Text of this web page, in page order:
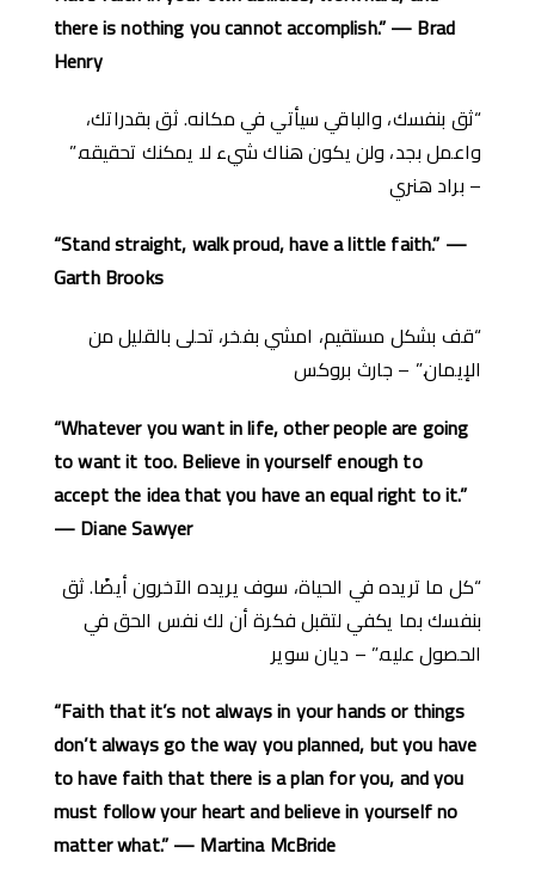
there is nothing you cannot accomplish.” — Brad
Henry
“ثق بنفسك، والباقي سيأتي في مكانه. ثق بقدراتك،
واعمل بجد، ولن يكون هناك شيء لا يمكنك تحقيقه.”
– براد هنري
“Stand straight, walk proud, have a little faith.” —
Garth Brooks
“قف بشكل مستقيم، امشي بفخر، تحلى بالقليل من
الإيمان.” – جارث بروكس
“Whatever you want in life, other people are going
to want it too. Believe in yourself enough to
accept the idea that you have an equal right to it.”
— Diane Sawyer
“كل ما تريده في الحياة، سوف يريده الآخرون أيضًا. ثق
بنفسك بما يكفي لتقبل فكرة أن لك نفس الحق في
الحصول عليه.” – ديان سوير
“Faith that it’s not always in your hands or things
don’t always go the way you planned, but you have
to have faith that there is a plan for you, and you
must follow your heart and believe in yourself no
matter what.” — Martina McBride